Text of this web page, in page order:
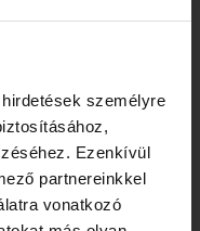
személyre
Ezenkívül
partnereinkkel
vonatkozó